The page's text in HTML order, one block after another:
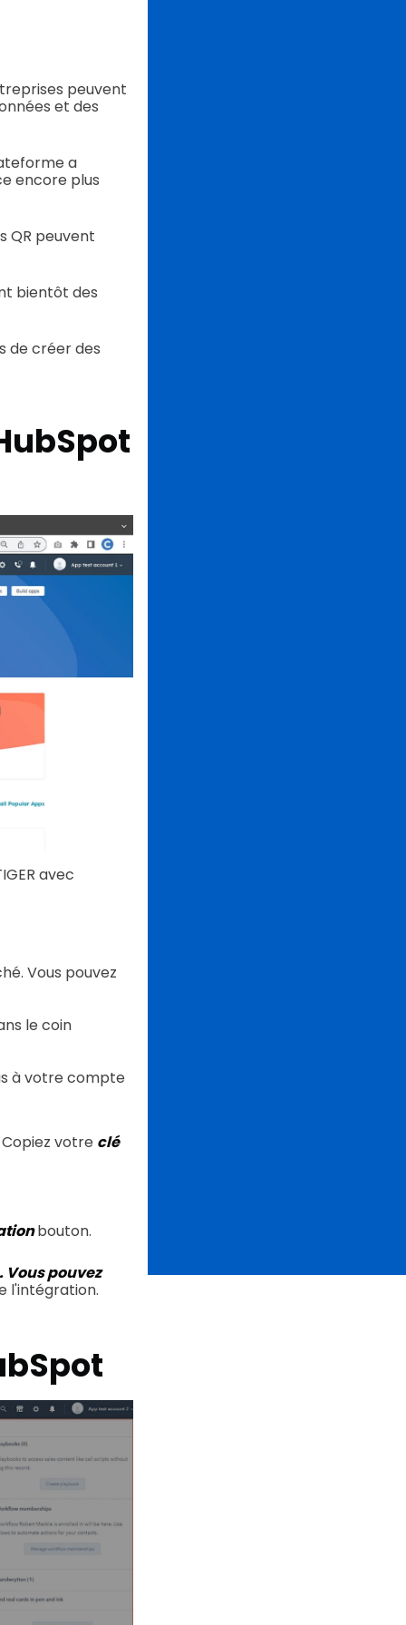
peuvent
et des
a
encore plus
QR peuvent
bientôt des
de créer des
avec
Vous pouvez
le coin
à votre compte
Copiez votre clé
bouton.
Vous pouvez
l'intégration.